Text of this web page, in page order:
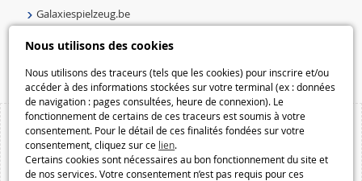
Nous utilisons des cookies
Nous utilisons des traceurs (tels que les cookies) pour inscrire et/ou
accéder à des informations stockées sur votre terminal (ex : données
de navigation : pages consultées, heure de connexion). Le
fonctionnement de certains de ces traceurs est soumis à votre
consentement. Pour le détail de ces finalités fondées sur votre
consentement, cliquez sur ce lien.
Certains cookies sont nécessaires au bon fonctionnement du site et
de nos services. Votre consentement n’est pas requis pour ces
Galaxiespielzeug.be